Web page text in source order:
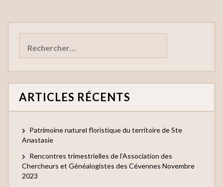
ARTICLES RÉCENTS
Patrimoine naturel floristique du territoire de Ste
Anastasie
Rencontres trimestrielles de l’Association des
Chercheurs et Généalogistes des Cévennes Novembre
2023